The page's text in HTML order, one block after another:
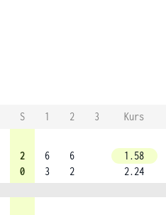
S 1 2 3
Kurs
2
0
6
3
6
2
1.58
2.24